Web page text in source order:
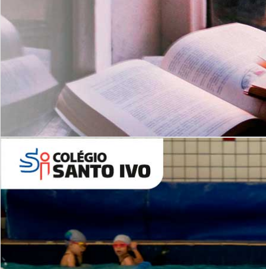
Leituras Literárias
6º AO 9º ANO FUNDAMENTAL
Inglês: Turmas Reduzidas
(Proficiência)
ALUNOS NOVOS
Entre em Contato